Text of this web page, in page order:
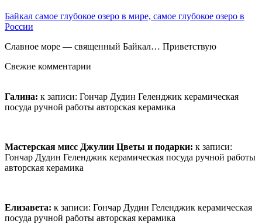
Байкал самое глубокое озеро в мире, самое глубокое озеро в
России
Славное море — священный Байкал… Приветствую
Свежие комментарии
Галина: к записи: Гончар Дудин Геленджик керамическая
посуда ручной работы авторская керамика
Мастерская мисс Джулии Цветы и подарки: к записи:
Гончар Дудин Геленджик керамическая посуда ручной работы
авторская керамика
Елизавета: к записи: Гончар Дудин Геленджик керамическая
посуда ручной работы авторская керамика